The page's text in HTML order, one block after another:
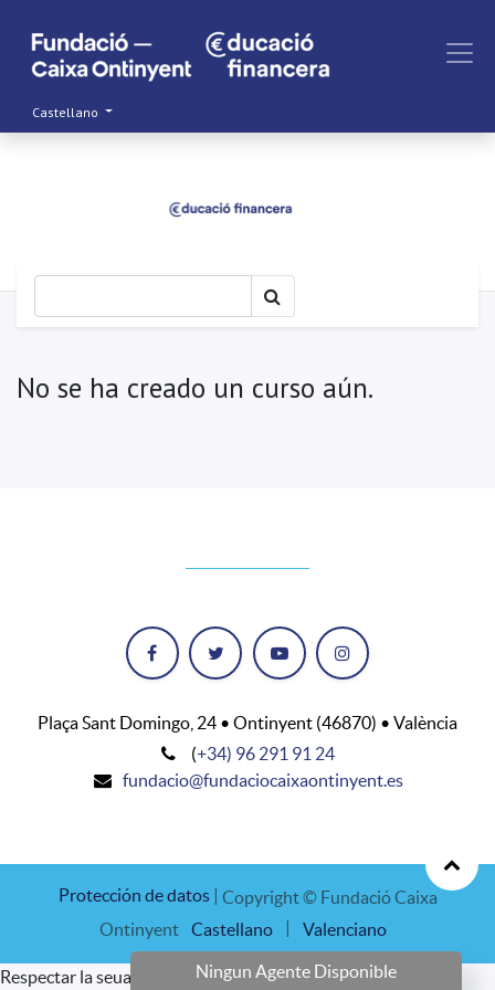
Castellano
No se ha creado un curso aún.
Plaça Sant Domingo, 24 • Ontinyent (46870) • València
(+34) 96 291 91 24
fundacio@fundaciocaixaontinyent.es
Ningun Agente Disponible
Protección de datos| Copyright © Fundació Caixa
Ontinyent
Castellano | Valenciano
Respectar la seua privacitat és la nostra prioritat.